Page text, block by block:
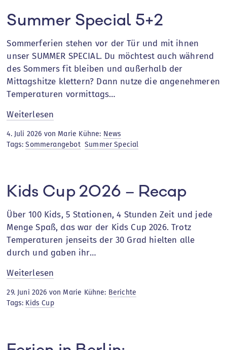
Summer Special 5+2
Sommerferien stehen vor der Tür und mit ihnen
unser SUMMER SPECIAL. Du möchtest auch während
des Sommers fit bleiben und außerhalb der
Mittagshitze klettern? Dann nutze die angenehmeren
Temperaturen vormittags…
Weiterlesen
Special
5+2
4. Juli 2026 von Marie Kühne: News
Tags:Sommerangebot Summer Special
Kids Cup 2026 – Recap
Über 100 Kids, 5 Stationen, 4 Stunden Zeit und jede
Menge Spaß, das war der Kids Cup 2026. Trotz
Temperaturen jenseits der 30 Grad hielten alle
durch und gaben ihr…
Weiterlesen
Cup
2026
29. Juni 2026 von Marie Kühne: Berichte
Tags: Kids Cup